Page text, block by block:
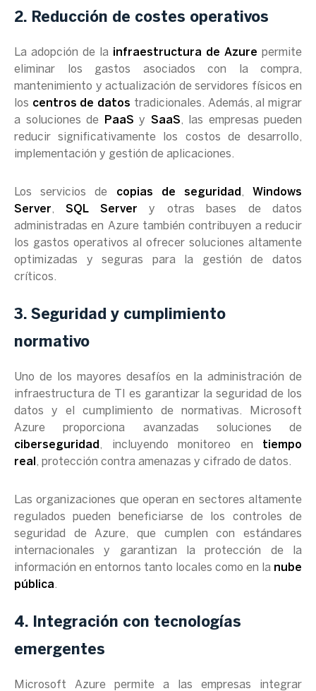
2. Reducción de costes operativos
La adopción de la infraestructura de Azure permite
eliminar los gastos asociados con la compra,
mantenimiento y actualización de servidores físicos en
los centros de datos tradicionales. Además, al migrar
a soluciones de
PaaS y SaaS, las empresas pueden
reducir significativamente los costos de desarrollo,
implementación y gestión de aplicaciones.
Los servicios de copias de seguridad, Windows
Server,SQL Server y otras bases de datos
administradas en Azure también contribuyen a reducir
los gastos operativos al ofrecer soluciones altamente
optimizadas y seguras para la gestión de datos
críticos.
3. Seguridad y cumplimiento
normativo
Uno de los mayores desafíos en la administración de
infraestructura de TI es garantizar la seguridad de los
datos y el cumplimiento de normativas. Microsoft
Azure proporciona avanzadas soluciones de
ciberseguridad, incluyendo monitoreo en tiempo
real , protección contra amenazas y cifrado de datos.
Las organizaciones que operan en sectores altamente
regulados pueden beneficiarse de los controles de
seguridad de Azure, que cumplen con estándares
internacionales y garantizan la protección de la
información en entornos tanto locales como en la nube
pública.
4. Integración con tecnologías
emergentes
Microsoft Azure permite a las empresas integrar